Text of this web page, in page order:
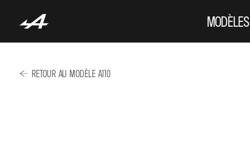
MODÈLES
RETOUR AU MODÈLE A110